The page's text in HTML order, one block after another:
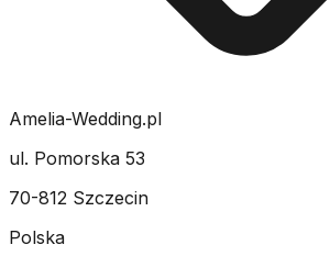
Amelia-Wedding.pl
ul. Pomorska 53
70-812 Szczecin
Polska